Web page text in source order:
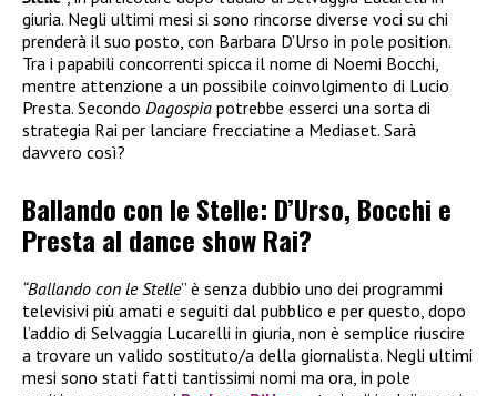
giuria. Negli ultimi mesi si sono rincorse diverse voci su chi
prenderà il suo posto, con Barbara D’Urso in pole position.
Tra i papabili concorrenti spicca il nome di Noemi Bocchi,
mentre attenzione a un possibile coinvolgimento di Lucio
Presta. Secondo Dagospia potrebbe esserci una sorta di
strategia Rai per lanciare frecciatine a Mediaset. Sarà
davvero così?
Ballando con le Stelle: D’Urso, Bocchi e
Presta al dance show Rai?
“Ballando con le Stelle” è senza dubbio uno dei programmi
televisivi più amati e seguiti dal pubblico e per questo, dopo
l’addio di Selvaggia Lucarelli in giuria, non è semplice riuscire
a trovare un valido sostituto/a della giornalista. Negli ultimi
mesi sono stati fatti tantissimi nomi ma ora, in pole